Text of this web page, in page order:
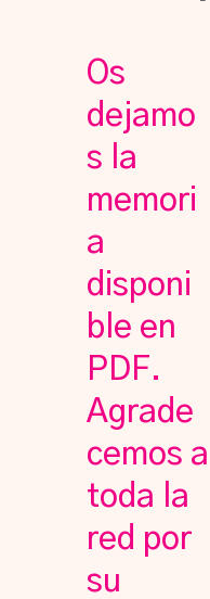
Os
dejamo
s la
memori
a
disponi
ble en
PDF.
Agrade
cemos a
toda la
red por
su